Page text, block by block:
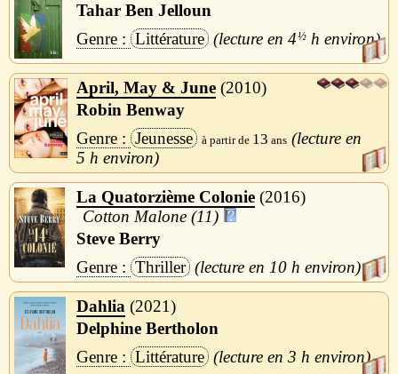
Tahar Ben Jelloun
Littérature
4½ h
April, May & June 2010
Robin Benway
Jeunesse
13
5 h
La Quatorzième Colonie 2016
Cotton Malone (11)
Steve Berry
Thriller
10 h
Dahlia
2021
Delphine Bertholon
Littérature
3 h